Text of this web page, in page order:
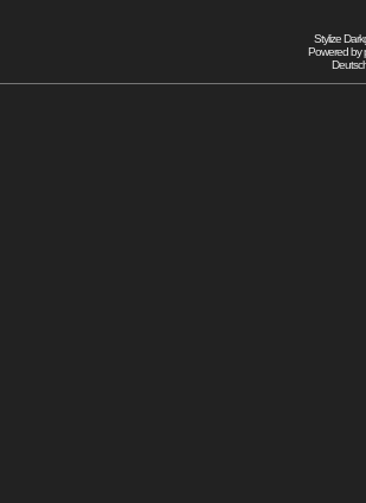
Stylize
Powered by